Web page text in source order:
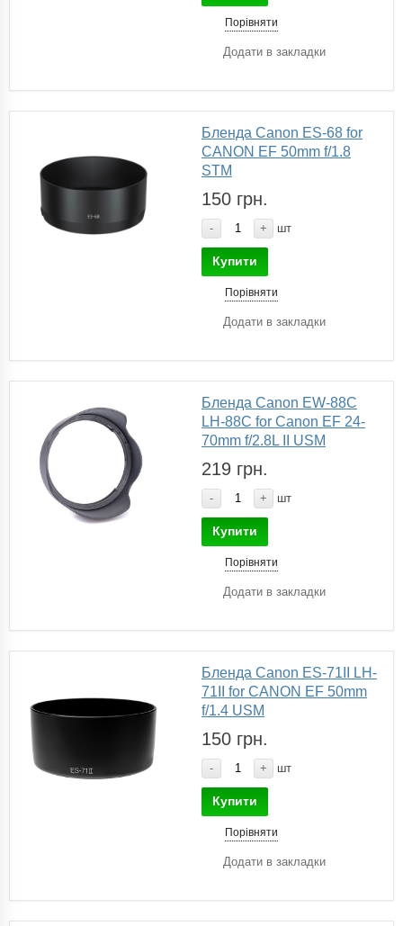
Порівняти
Додати в закладки
Бленда Canon ES-68 for
CANON EF 50mm f/1.8
STM
150 грн.
- + шт
Купити
Порівняти
Додати в закладки
Бленда Canon EW-88C
LH-88C for Canon EF 24-
70mm f/2.8L II USM
219 грн.
- + шт
Купити
Порівняти
Додати в закладки
Бленда Canon ES-71II LH-
71II for CANON EF 50mm
f/1.4 USM
150 грн.
- + шт
Купити
Порівняти
Додати в закладки